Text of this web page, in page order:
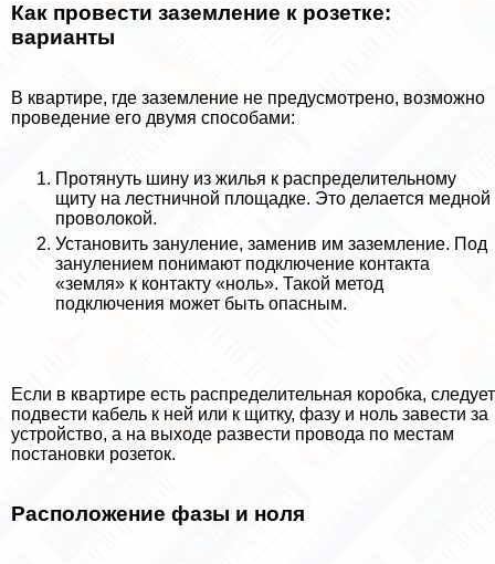
Как провести заземление к розетке:
варианты
В квартире, где заземление не предусмотрено, возможно
проведение его двумя способами:
Протянуть шину из жилья к распределительному
щиту на лестничной площадке. Это делается медной
проволокой.
Установить зануление, заменив им заземление. Под
занулением понимают подключение контакта
«земля» к контакту «ноль». Такой метод
подключения может быть опасным.
Если в квартире есть распределительная коробка, следует
подвести кабель к ней или к щитку, фазу и ноль завести за
устройство, а на выходе развести провода по местам
постановки розеток.
Расположение фазы и ноля